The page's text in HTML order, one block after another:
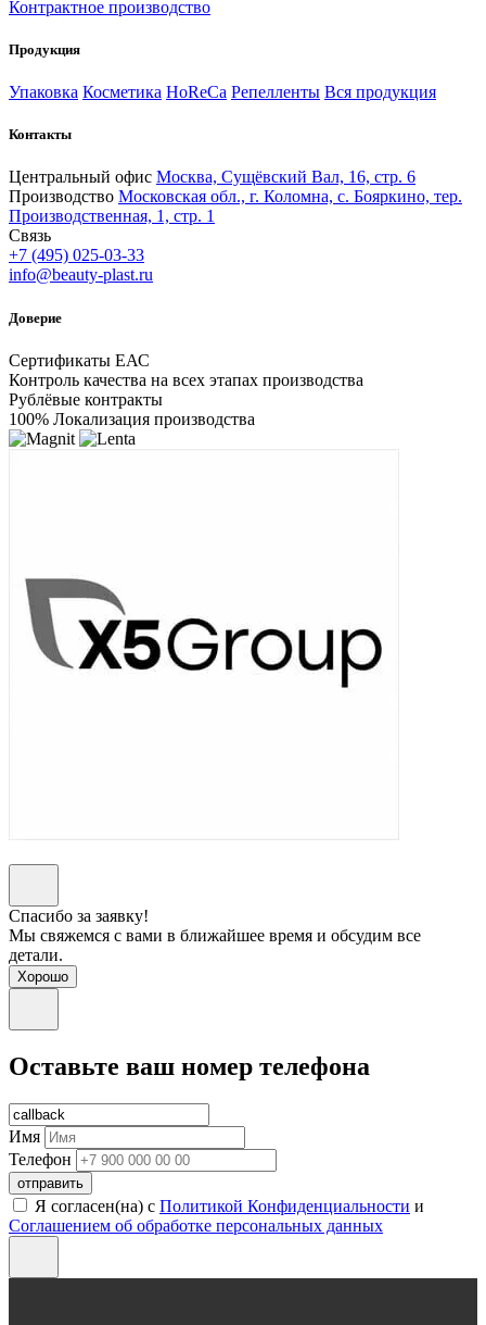
Контрактное производство
Продукция
Упаковка Косметика HoReCa Репелленты Вся продукция
Контакты
Центральный офис Москва, Сущёвский Вал, 16, стр. 6
Производство Московская обл., г. Коломна, с. Бояркино, тер.
Производственная, 1, стр. 1
Связь
+7 (495) 025-03-33
info@beauty-plast.ru
Доверие
Сертификаты ЕАС
Контроль качества на всех этапах производства
Рублёвые контракты
100% Локализация производства
Спасибо за заявку!
Мы свяжемся с вами в ближайшее время и обсудим все
детали.
Хорошо
Оставьте ваш номер телефона
Имя
Телефон
отправить
Я согласен(на) с Политикой Конфиденциальности и
Соглашением об обработке персональных данных